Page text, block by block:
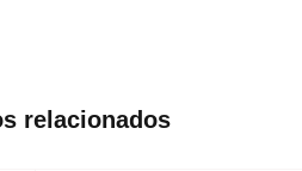
relacionados